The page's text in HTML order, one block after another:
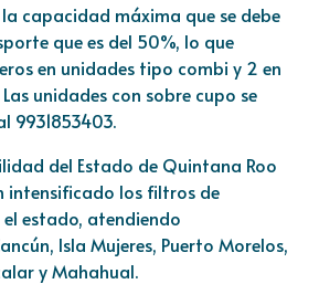
capacidad máxima que se debe
que es del 50%, lo que
en unidades tipo combi y 2 en
unidades con sobre cupo se
9931853403.
del Estado de Quintana Roo
intensificado los filtros de
estado, atendiendo
Isla Mujeres, Puerto Morelos,
y Mahahual.